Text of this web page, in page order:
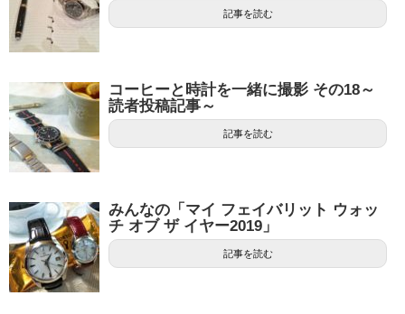
記事を読む
コーヒーと時計を一緒に撮影 その18～
読者投稿記事～
記事を読む
みんなの「マイ フェイバリット ウォッ
チ オブ ザ イヤー2019」
記事を読む